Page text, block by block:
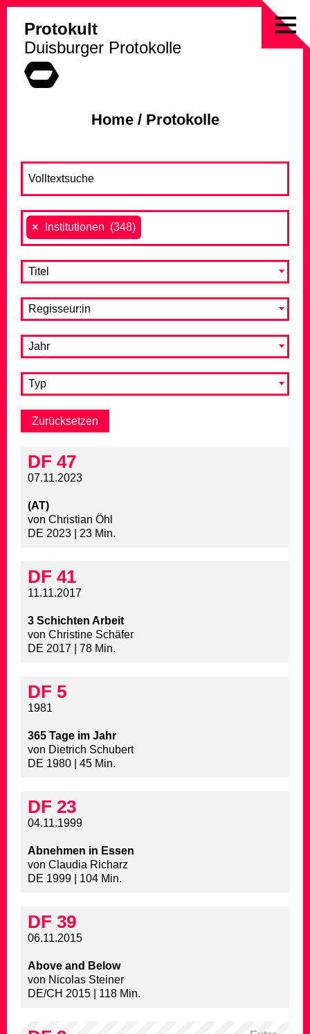
to
Protokult
Duisburger Protokolle
Home/ Protokolle
× Institutionen (348)
Titel
Regisseur:in
Jahr
Typ
DF 47
07.11.2023
(AT)
von Christian Öhl
DE 2023 | 23 Min.
DF 41
11.11.2017
3 Schichten Arbeit
von Christine Schäfer
DE 2017 | 78 Min.
DF 5
1981
365 Tage im Jahr
von Dietrich Schubert
DE 1980 | 45 Min.
DF 23
04.11.1999
Abnehmen in Essen
von Claudia Richarz
DE 1999 | 104 Min.
DF 39
06.11.2015
Above and Below
von Nicolas Steiner
DE/CH 2015 | 118 Min.